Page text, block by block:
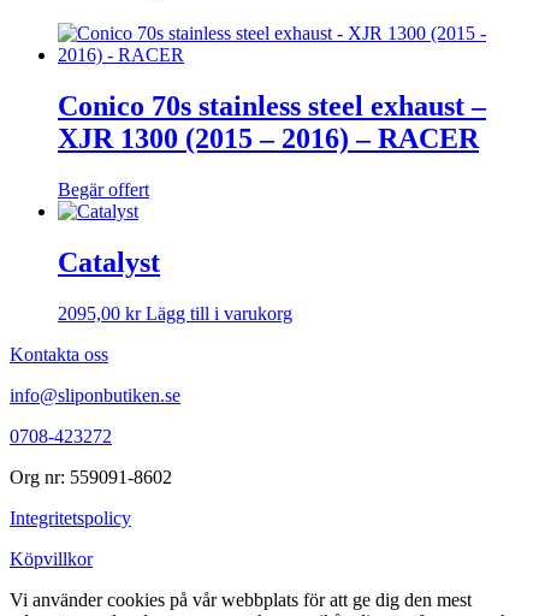
Conico 70s stainless steel exhaust –
XJR 1300 (2015 – 2016) – RACER
Begär offert
Catalyst
2095,00 kr Lägg till i varukorg
Kontakta oss
info@sliponbutiken.se
0708-423272
Org nr: 559091-8602
Integritetspolicy
Köpvillkor
Vi använder cookies på vår webbplats för att ge dig den mest